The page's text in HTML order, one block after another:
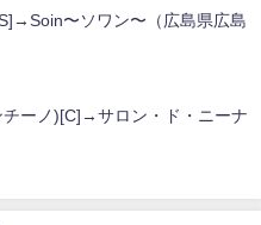
〜ソワン〜（広島県広島
チーノ)[C]→サロン・ド・ニーナ